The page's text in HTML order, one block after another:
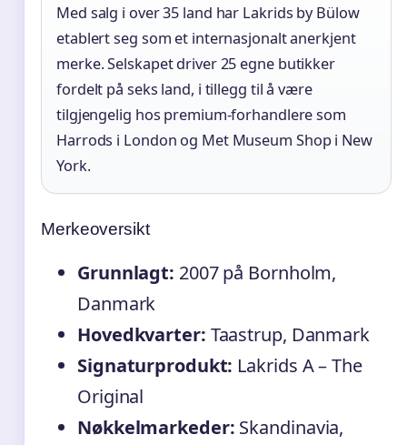
Med salg i over 35 land har Lakrids by Bülow
etablert seg som et internasjonalt anerkjent
merke. Selskapet driver 25 egne butikker
fordelt på seks land, i tillegg til å være
tilgjengelig hos premium-forhandlere som
Harrods i London og Met Museum Shop i New
York.
Merkeoversikt
Grunnlagt: 2007 på Bornholm,
Danmark
Hovedkvarter: Taastrup, Danmark
Signaturprodukt: Lakrids A – The
Original
Nøkkelmarkeder: Skandinavia,